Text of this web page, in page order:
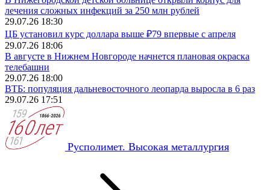
лечения сложных инфекций за 250 млн рублей
29.07.26 18:30
ЦБ установил курс доллара выше ₽79 впервые с апреля
29.07.26 18:06
В августе в Нижнем Новгороде начнется плановая окраска
телебашни
29.07.26 18:00
ВТБ: популяция дальневосточного леопарда выросла в 6 раз
29.07.26 17:51
Русполимет. Высокая металлургия